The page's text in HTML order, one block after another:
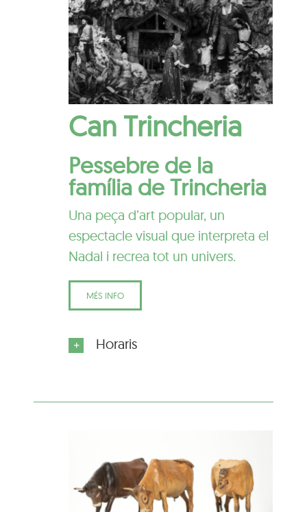
Can Trincheria
Pessebre de la
família de Trincheria
Una peça d’art popular, un
espectacle visual que interpreta el
Nadal i recrea tot un univers.
MÉS INFO
Horaris